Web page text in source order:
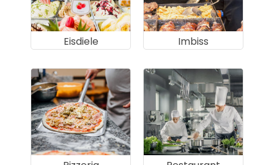
Eisdiele Imbiss